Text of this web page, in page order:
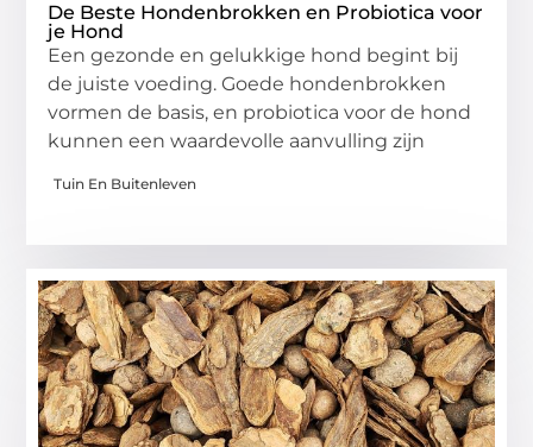
De Beste Hondenbrokken en Probiotica voor
je Hond
Een gezonde en gelukkige hond begint bij
de juiste voeding. Goede hondenbrokken
vormen de basis, en probiotica voor de hond
kunnen een waardevolle aanvulling zijn
Tuin En Buitenleven